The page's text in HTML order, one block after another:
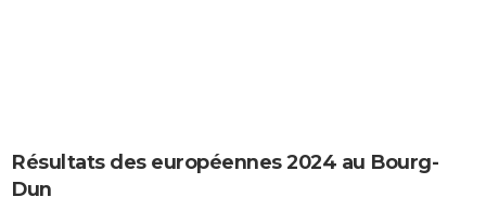
CARTE DE VOEUX
Carte de Noël
Carte Bonne année
Carte Saint-Valentin
Carte Pâques
Carte d'anniversaire
Résultats des européennes 2024 au Bourg-
Dun